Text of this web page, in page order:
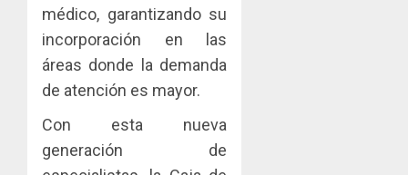
médico, garantizando su
incorporación en las
áreas donde la demanda
de atención es mayor.
Con esta nueva
generación de